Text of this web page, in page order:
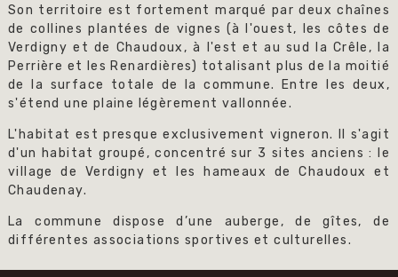
Son territoire est fortement marqué par deux chaînes
de collines plantées de vignes (à l'ouest, les côtes de
Verdigny et de Chaudoux, à l'est et au sud la Crêle, la
Perrière et les Renardières) totalisant plus de la moitié
de la surface totale de la commune. Entre les deux,
s'étend une plaine légèrement vallonnée.
L'habitat est presque exclusivement vigneron. Il s'agit
d'un habitat groupé, concentré sur 3 sites anciens : le
village de Verdigny et les hameaux de Chaudoux et
Chaudenay.
La commune dispose d’une auberge, de gîtes, de
différentes associations sportives et culturelles.